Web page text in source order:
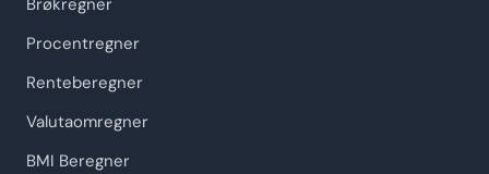
Brøkregner
Procentregner
Renteberegner
Valutaomregner
BMI Beregner